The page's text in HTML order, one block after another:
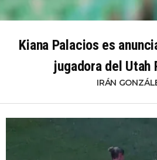
Kiana Palacios es
jugadora del Utah
IRÁN